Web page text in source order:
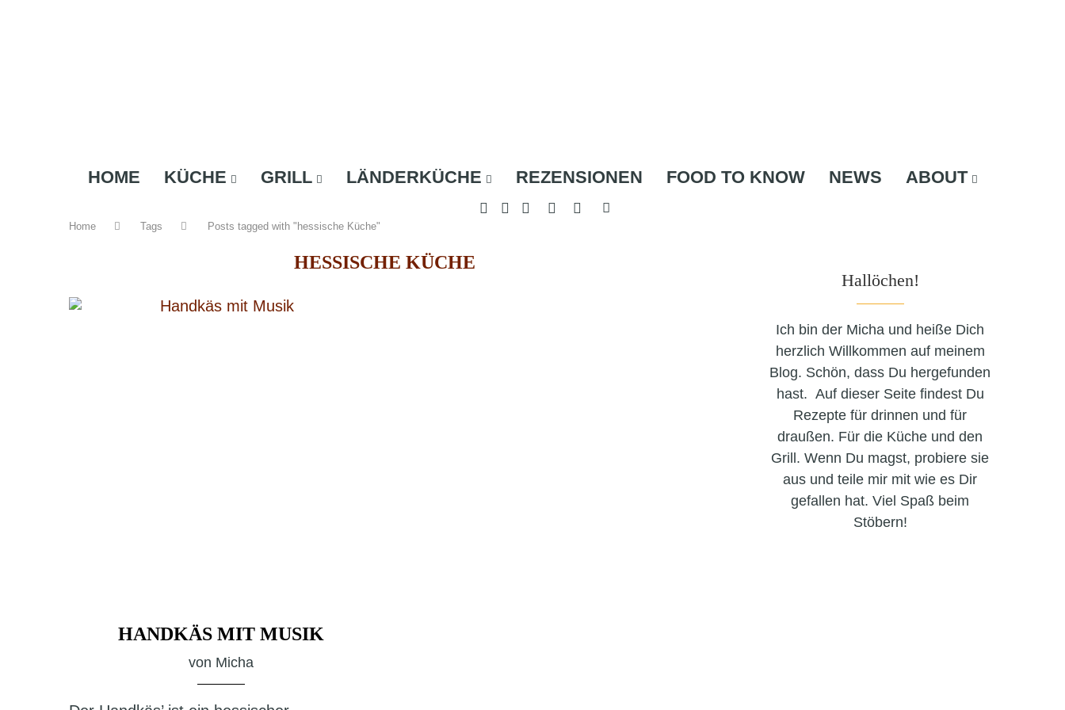
HOME KÜCHE GRILL LÄNDERKÜCHE REZENSIONEN FOOD TO KNOW NEWS ABOUT
Home Tags Posts tagged with "hessische Küche"
HESSISCHE KÜCHE
HANDKÄS MIT MUSIK
von Micha
Hallöchen!
Ich bin der Micha und heiße Dich
herzlich Willkommen auf meinem
Blog. Schön, dass Du hergefunden
hast. Auf dieser Seite findest Du
Rezepte für drinnen und für
draußen. Für die Küche und den
Grill. Wenn Du magst, probiere sie
aus und teile mir mit wie es Dir
gefallen hat. Viel Spaß beim
Stöbern!